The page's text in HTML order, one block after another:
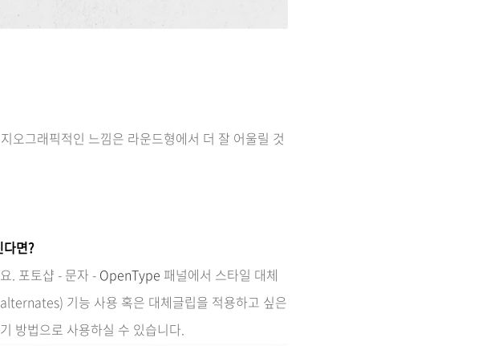
오그래픽적인 느낌은 라운드형에서 더 잘 어울릴 것
면?
. 포토샵 - 문자 - OpenType 패널에서 스타일 대체
기능 사용 혹은 대체글립을 적용하고 싶은
방법으로 사용하실 수 있습니다.